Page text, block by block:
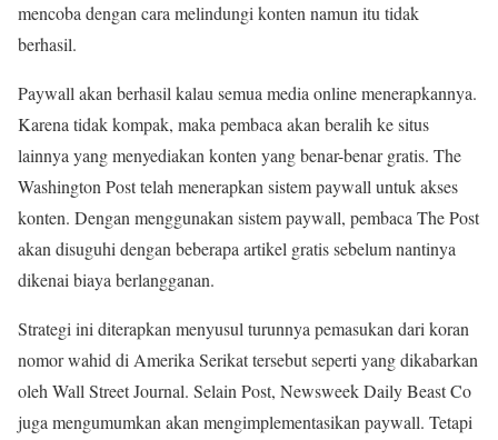
mencoba dengan cara melindungi konten namun itu tidak
berhasil.
Paywall akan berhasil kalau semua media online menerapkannya.
Karena tidak kompak, maka pembaca akan beralih ke situs
lainnya yang menyediakan konten yang benar-benar gratis. The
Washington Post telah menerapkan sistem paywall untuk akses
konten. Dengan menggunakan sistem paywall, pembaca The Post
akan disuguhi dengan beberapa artikel gratis sebelum nantinya
dikenai biaya berlangganan.
Strategi ini diterapkan menyusul turunnya pemasukan dari koran
nomor wahid di Amerika Serikat tersebut seperti yang dikabarkan
oleh Wall Street Journal. Selain Post, Newsweek Daily Beast Co
juga mengumumkan akan mengimplementasikan paywall. Tetapi